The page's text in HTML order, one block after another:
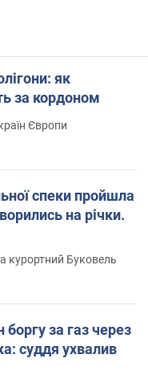
як
за кордоном
Європи
спеки пройшла
на річки.
курортний Буковель
боргу за газ через
суддя ухвалив